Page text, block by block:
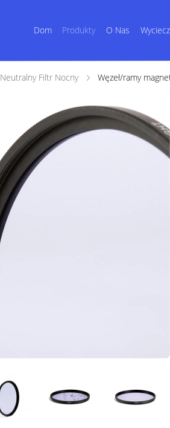
Dom Produkty O Nas
Neutralny Filtr Nocny Węzeł/ramy